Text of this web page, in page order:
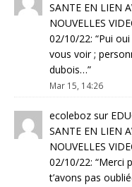
SANTE EN LIEN
NOUVELLES
02/10/22: “Pui
vous voir ;
dubois…”
Mar 15, 14:26
ecoleboz sur
SANTE EN LIEN
NOUVELLES
02/10/22: “Merci
t’avons pas